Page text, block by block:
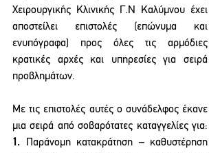
Χειρουργικής Κλινικής Γ.Ν Καλύμνου έχει
αποστείλει επιστολές (επώνυμα και
ενυπόγραφα) προς όλες τις αρμόδιες
κρατικές αρχές και υπηρεσίες για σειρά
προβλημάτων.
Με τις επιστολές αυτές ο συνάδελφος έκανε
1. Παράνομη κατακράτηση – καθυστέρηση